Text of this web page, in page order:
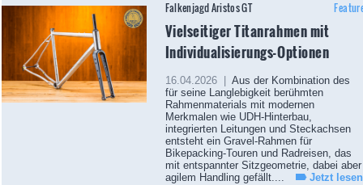
Falkenjagd Aristos GT
Vielseitiger Titanrahmen mit
Individualisierungs-Optionen
16.04.2026 |
Aus der Kombination des
für seine Langlebigkeit berühmten
Rahmenmaterials mit modernen
Merkmalen wie UDH-Hinterbau,
integrierten Leitungen und Steckachsen
entsteht ein Gravel-Rahmen für
Bikepacking-Touren und Radreisen, das
mit entspannter Sitzgeometrie, dabei aber
agilem Handling gefällt....
Jetzt lesen